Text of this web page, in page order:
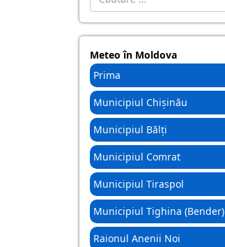
Meteo în Moldova
Prima
Municipiul Chișinău
Municipiul Bălți
Municipiul Comrat
Municipiul Tiraspol
Municipiul Tighina (Bender)
Raionul Anenii Noi